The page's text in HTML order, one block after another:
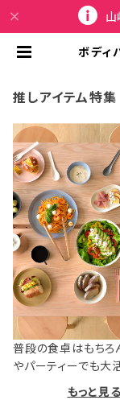
ボディ
推しアイテム特集
普段の食卓はもちろ
やパーティーでも大
もっと見る